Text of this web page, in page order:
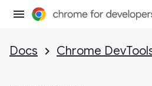
Docs Chrome